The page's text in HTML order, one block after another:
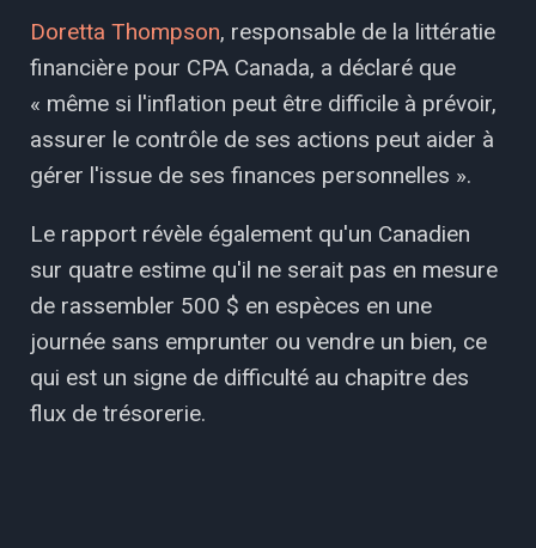
Doretta Thompson, responsable de la littératie
financière pour CPA Canada, a déclaré que
« même si l'inflation peut être difficile à prévoir,
assurer le contrôle de ses actions peut aider à
gérer l'issue de ses finances personnelles ».
Le rapport révèle également qu'un Canadien
sur quatre estime qu'il ne serait pas en mesure
de rassembler 500 $ en espèces en une
journée sans emprunter ou vendre un bien, ce
qui est un signe de difficulté au chapitre des
flux de trésorerie.